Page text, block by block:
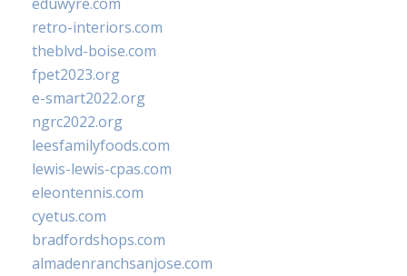
retro-interiors.com
theblvd-boise.com
fpet2023.org
e-smart2022.org
ngrc2022.org
leesfamilyfoods.com
lewis-lewis-cpas.com
eleontennis.com
cyetus.com
bradfordshops.com
almadenranchsanjose.com